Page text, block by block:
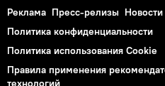
Реклама Пресс-релизы
Политика конфиденциальности
Политика использования Cookie
Правила применения
технологий